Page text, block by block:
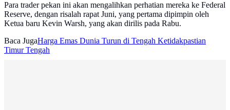
Para trader pekan ini akan mengalihkan perhatian mereka ke Federal
Reserve, dengan risalah rapat Juni, yang pertama dipimpin oleh
Ketua baru Kevin Warsh, yang akan dirilis pada Rabu.
Baca JugaHarga Emas Dunia Turun di Tengah Ketidakpastian
Timur Tengah